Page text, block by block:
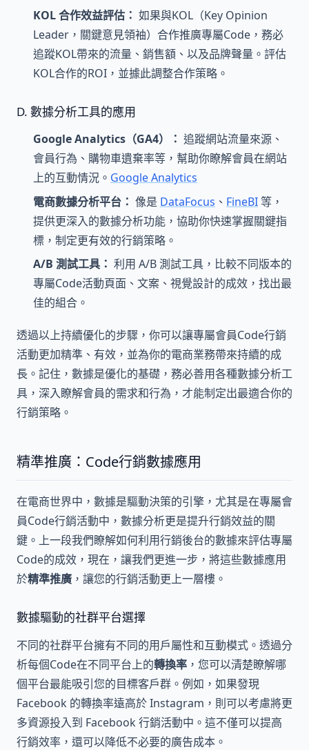
KOL 合作效益評估： 如果與KOL（Key Opinion
Leader，關鍵意見領袖）合作推廣專屬Code，務必
追蹤KOL帶來的流量、銷售額、以及品牌聲量。評估
KOL合作的ROI，並據此調整合作策略。
D. 數據分析工具的應用
Google Analytics（GA4）： 追蹤網站流量來源、
會員行為、購物車遺棄率等，幫助你瞭解會員在網站
上的互動情況。 Google Analytics
電商數據分析平台： 像是 DataFocus 、 FineBI等，
提供更深入的數據分析功能，協助你快速掌握關鍵指
標，制定更有效的行銷策略。
A/B 測試工具： 利用 A/B 測試工具，比較不同版本的
專屬Code活動頁面、文案、視覺設計的成效，找出最
佳的組合。
透過以上持續優化的步驟，你可以讓專屬會員Code行銷
活動更加精準、有效，並為你的電商業務帶來持續的成
長。記住，數據是優化的基礎，務必善用各種數據分析工
具，深入瞭解會員的需求和行為，才能制定出最適合你的
行銷策略。
精準推廣：Code行銷數據應用
在電商世界中，數據是驅動決策的引擎，尤其是在專屬會
員Code行銷活動中，數據分析更是提升行銷效益的關
鍵。上一段我們瞭解如何利用行銷後台的數據來評估專屬
Code的成效，現在，讓我們更進一步，將這些數據應用
於精準推廣 ，讓您的行銷活動更上一層樓。
數據驅動的社群平台選擇
不同的社群平台擁有不同的用戶屬性和互動模式。透過分
析每個Code在不同平台上的轉換率 ，您可以清楚瞭解哪
個平台最能吸引您的目標客戶群。例如，如果發現
Facebook 的轉換率遠高於 Instagram，則可以考慮將更
多資源投入到 Facebook 行銷活動中。這不僅可以提高
行銷效率，還可以降低不必要的廣告成本。